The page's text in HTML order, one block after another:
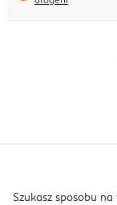
Szukasz sposobu